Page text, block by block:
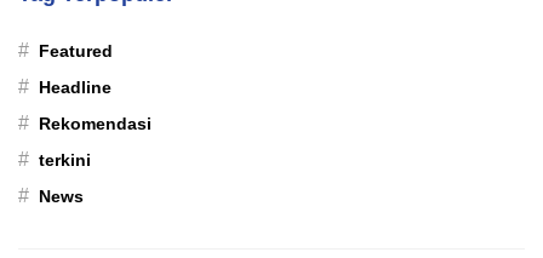
# Featured
# Headline
# Rekomendasi
# terkini
# News